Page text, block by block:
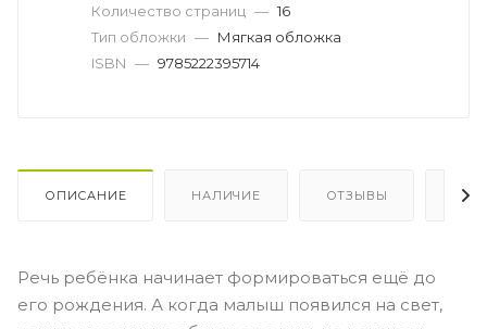
Количество страниц — 16
Тип обложки — Мягкая обложка
ISBN — 9785222395714
ОПИСАНИЕ НАЛИЧИЕ ОТЗЫВЫ
Речь ребёнка начинает формироваться ещё до
его рождения. А когда малыш появился на свет,